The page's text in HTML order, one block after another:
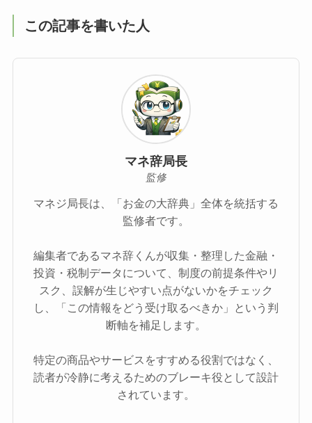
この記事を書いた人
マネ辞局長
監修
マネジ局長は、「お金の大辞典」全体を統括する
監修者です。
編集者であるマネ辞くんが収集・整理した金融・
投資・税制データについて、制度の前提条件やリ
スク、誤解が生じやすい点がないかをチェック
し、「この情報をどう受け取るべきか」という判
断軸を補足します。
特定の商品やサービスをすすめる役割ではなく、
読者が冷静に考えるためのブレーキ役として設計
されています。